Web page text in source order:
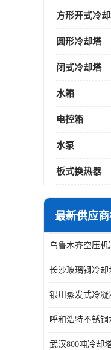
方形开式冷
圆形冷却塔
闭式冷却塔
水箱
电控箱
水泵
板式换热器
最新供应
乌鲁木齐空压机
长沙玻璃钢冷却
银川蒸发式冷凝
呼和浩特不锈钢
武汉800吨冷却